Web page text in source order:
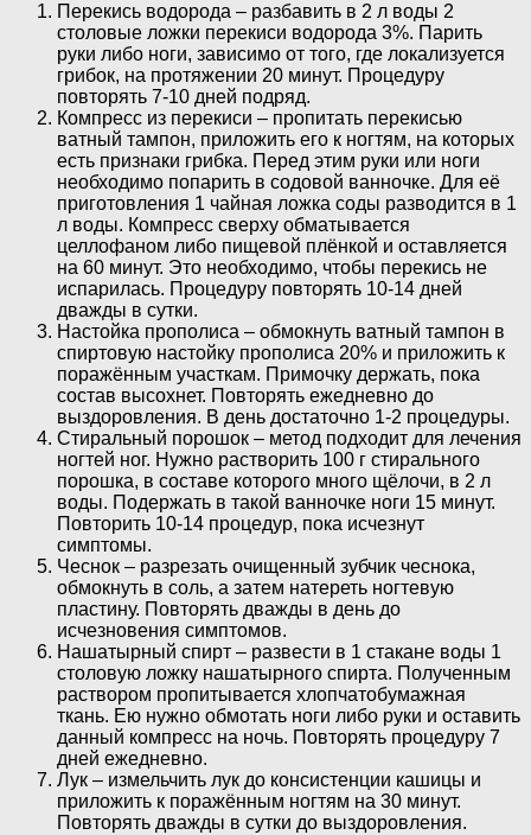
Перекись водорода – разбавить в 2 л воды 2
столовые ложки перекиси водорода 3%. Парить
руки либо ноги, зависимо от того, где локализуется
грибок, на протяжении 20 минут. Процедуру
повторять 7-10 дней подряд.
Компресс из перекиси – пропитать перекисью
ватный тампон, приложить его к ногтям, на которых
есть признаки грибка. Перед этим руки или ноги
необходимо попарить в содовой ванночке. Для её
приготовления 1 чайная ложка соды разводится в 1
л воды. Компресс сверху обматывается
целлофаном либо пищевой плёнкой и оставляется
на 60 минут. Это необходимо, чтобы перекись не
испарилась. Процедуру повторять 10-14 дней
дважды в сутки.
Настойка прополиса – обмокнуть ватный тампон в
спиртовую настойку прополиса 20% и приложить к
поражённым участкам. Примочку держать, пока
состав высохнет. Повторять ежедневно до
выздоровления. В день достаточно 1-2 процедуры.
Стиральный порошок – метод подходит для лечения
ногтей ног. Нужно растворить 100 г стирального
порошка, в составе которого много щёлочи, в 2 л
воды. Подержать в такой ванночке ноги 15 минут.
Повторить 10-14 процедур, пока исчезнут
симптомы.
Чеснок – разрезать очищенный зубчик чеснока,
обмокнуть в соль, а затем натереть ногтевую
пластину. Повторять дважды в день до
исчезновения симптомов.
Нашатырный спирт – развести в 1 стакане воды 1
столовую ложку нашатырного спирта. Полученным
раствором пропитывается хлопчатобумажная
ткань. Ею нужно обмотать ноги либо руки и оставить
данный компресс на ночь. Повторять процедуру 7
дней ежедневно.
Лук – измельчить лук до консистенции кашицы и
приложить к поражённым ногтям на 30 минут.
Повторять дважды в сутки до выздоровления.